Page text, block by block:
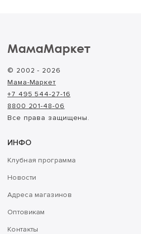
МамаМаркет
© 2002 - 2026
Мама-Маркет
+7 495 544-27-16
8800 201-48-06
Все права защищены.
ИНФО
Клубная программа
Новости
Адреса магазинов
Оптовикам
Контакты